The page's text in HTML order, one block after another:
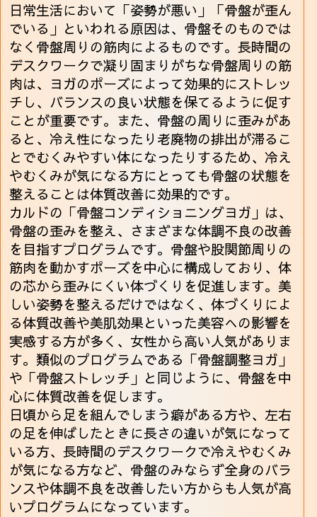
日常生活において「姿勢が悪い」「骨盤が歪ん
でいる」といわれる原因は、骨盤そのものでは
なく骨盤周りの筋肉によるものです。長時間の
デスクワークで凝り固まりがちな骨盤周りの筋
肉は、ヨガのポーズによって効果的にストレッ
チし、バランスの良い状態を保てるように促す
ことが重要です。また、骨盤の周りに歪みがあ
ると、冷え性になったり老廃物の排出が滞るこ
とでむくみやすい体になったりするため、冷え
やむくみが気になる方にとっても骨盤の状態を
整えることは体質改善に効果的です。
カルドの「骨盤コンディショニングヨガ」は、
骨盤の歪みを整え、さまざまな体調不良の改善
を目指すプログラムです。骨盤や股関節周りの
筋肉を動かすポーズを中心に構成しており、体
の芯から歪みにくい体づくりを促進します。美
しい姿勢を整えるだけではなく、体づくりによ
る体質改善や美肌効果といった美容への影響を
実感する方が多く、女性から高い人気がありま
す。類似のプログラムである「骨盤調整ヨガ」
や「骨盤ストレッチ」と同じように、骨盤を中
心に体質改善を促します。
日頃から足を組んでしまう癖がある方や、左右
の足を伸ばしたときに長さの違いが気になって
いる方、長時間のデスクワークで冷えやむくみ
が気になる方など、骨盤のみならず全身のバラ
ンスや体調不良を改善したい方からも人気が高
いプログラムになっています。